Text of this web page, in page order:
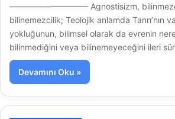
—————————– Agnostisizm,
bilinemezcilik; Teolojik anlamda Tanrı’nın
yokluğunun, bilimsel olarak da evrenin
bilinmediğini veya bilinemeyeceğini ileri
Devamını Oku »